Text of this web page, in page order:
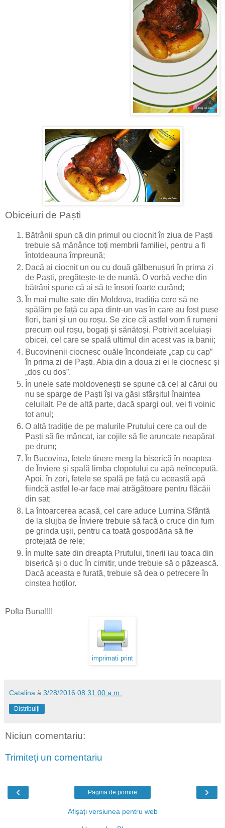
Obiceiuri de Paști
Bătrânii spun că din primul ou ciocnit în ziua de Paști
trebuie să mănânce toți membrii familiei, pentru a fi
întotdeauna împreună;
Dacă ai ciocnit un ou cu două gălbenușuri în prima zi
de Paști, pregătește-te de nuntă. O vorbă veche din
bătrâni spune că ai să te însori foarte curând;
În mai multe sate din Moldova, tradiția cere să ne
spălăm pe față cu apa dintr-un vas în care au fost puse
flori, bani și un ou roșu. Se zice că astfel vom fi rumeni
precum oul roșu, bogați și sănătoși. Potrivit aceluiași
obicei, cel care se spală ultimul din acest vas ia banii;
Bucovinenii ciocnesc ouăle încondeiate „cap cu cap”
în prima zi de Paști. Abia din a doua zi ei le ciocnesc și
„dos cu dos”.
În unele sate moldovenești se spune că cel al cărui ou
nu se sparge de Paști își va găsi sfârșitul înaintea
celuilalt. Pe de altă parte, dacă spargi oul, vei fi voinic
tot anul;
O altă tradiție de pe malurile Prutului cere ca oul de
Paști să fie mâncat, iar cojile să fie aruncate neapărat
pe drum;
În Bucovina, fetele tinere merg la biserică în noaptea
de Înviere și spală limba clopotului cu apă neîncepută.
Apoi, în zori, fetele se spală pe față cu această apă
fiindcă astfel le-ar face mai atrăgătoare pentru flăcăii
din sat;
La întoarcerea acasă, cel care aduce Lumina Sfântă
de la slujba de Înviere trebuie să facă o cruce din fum
pe grinda ușii, pentru ca toată gospodăria să fie
protejată de rele;
În multe sate din dreapta Prutului, tinerii iau toaca din
biserică și o duc în cimitir, unde trebuie să o păzească.
Dacă aceasta e furată, trebuie să dea o petrecere în
cinstea hoților.
Pofta Buna!!!!
imprimati print
Catalina à 3/28/2016 08:31:00 a.m.
Distribuiți
Niciun comentariu:
Trimiteți un comentariu
‹ ›
Pagina de pornire
Afișați versiunea pentru web